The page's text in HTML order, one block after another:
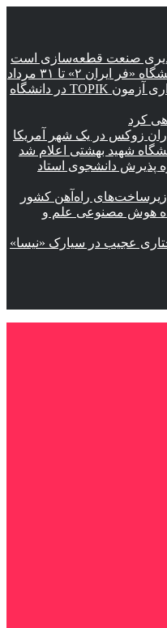
صنعت قطعه‌سازی است
۲» تا ۳۱ مرداد
راه‌اندازی رشته کره‌ای و برگزاری آزمون TOPIK در دانشگاه
کرد
زوکس در یک شهر آمریکا
شهید بهشتی اعلام شد
پذیرش دانشجوی استاد
راه‌آهن کشور
هوش مصنوعی علم و
عجیب در سیارک «نیسا»